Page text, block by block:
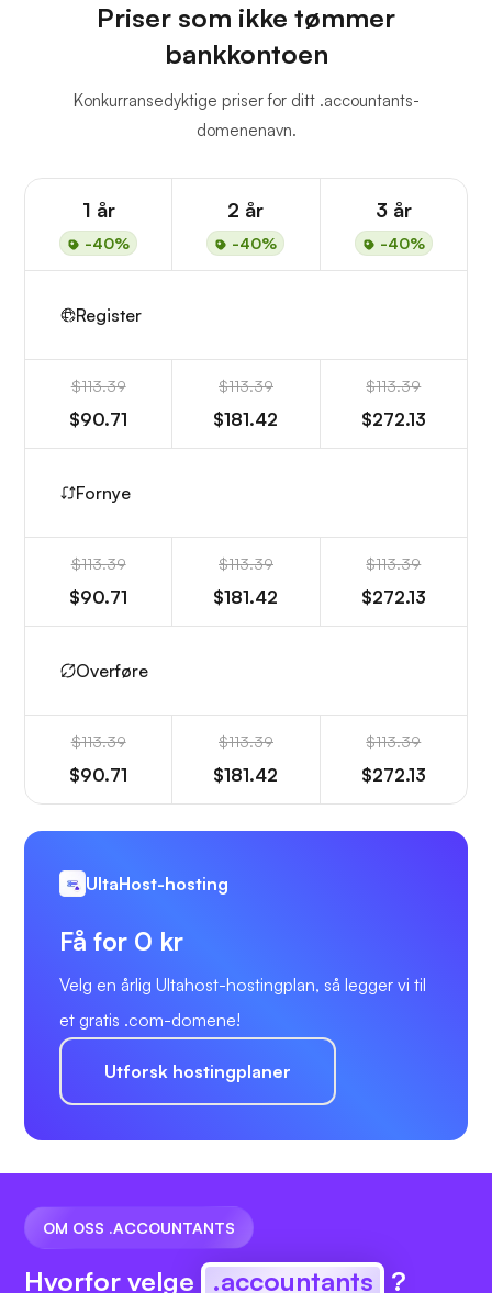
Priser som ikke tømmer
bankkontoen
Konkurransedyktige priser for ditt .accountants-
domenenavn.
1 år
-40%
2 år
-40%
3 år
-40%
Register
$113.39
$90.71
$113.39
$181.42
$113.39
$272.13
Fornye
$113.39
$90.71
$113.39
$181.42
$113.39
$272.13
Overføre
$113.39
$90.71
$113.39
$181.42
$113.39
$272.13
UltaHost-hosting
Få for 0 kr
Velg en årlig Ultahost-hostingplan, så legger vi til
et gratis .com-domene!
Utforsk hostingplaner
OM OSS .ACCOUNTANTS
Hvorfor velge .accountants ?